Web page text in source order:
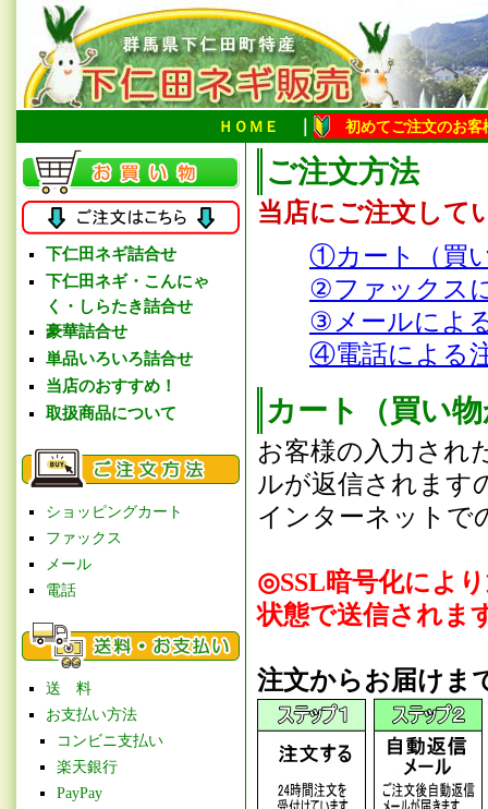
ＨＯＭＥ 初めてご注文のお客
下仁田ネギ詰合せ
下仁田ネギ・こんにゃ
く・しらたき詰合せ
豪華詰合せ
単品いろいろ詰合せ
当店のおすすめ！
取扱商品について
ショッピングカート
ファックス
メール
電話
送 料
お支払い方法
コンビニ支払い
楽天銀行
PayPay
ご注文方法
当店にご注文して
①カート（買
②ファックス
③メールによ
④電話による
カート （買い
お客様の入力され
ルが返信されます
インターネットで
◎SSL暗号化によ
状態で送信されま
注文からお届けま